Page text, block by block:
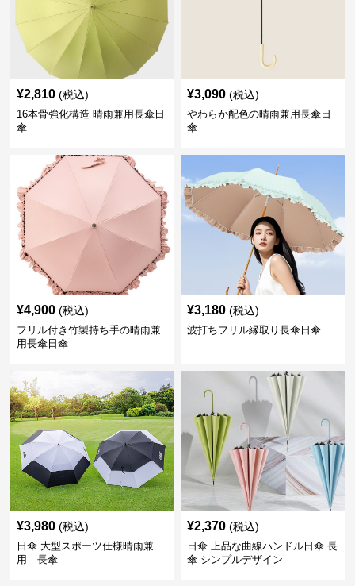
¥2,810 (税込)
16本骨強化構造 晴雨兼用長傘日
傘
¥3,090 (税込)
やわらか配色の晴雨兼用長傘日
傘
¥4,900 (税込)
フリル付き竹製持ち手の晴雨兼
用長傘日傘
¥3,180 (税込)
波打ちフリル縁取り長傘日傘
¥3,980 (税込)
日傘 大型スポーツ仕様晴雨兼
用 長傘
¥2,370 (税込)
日傘 上品な曲線ハンドル日傘 長
傘 シンプルデザイン